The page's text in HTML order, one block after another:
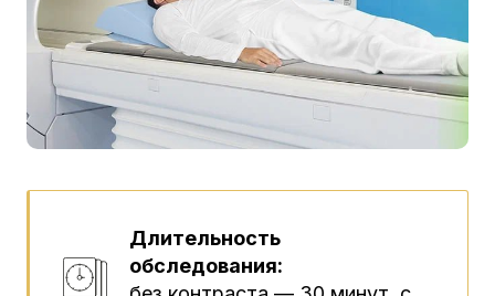
Длительность
обследования: